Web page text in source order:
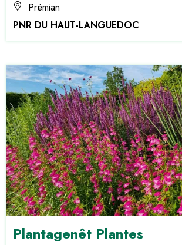
Prémian
PNR DU HAUT-LANGUEDOC
Plantagenêt Plantes